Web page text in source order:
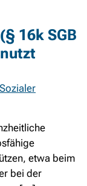
16k SGB
Sozialer
etwa beim
bei der